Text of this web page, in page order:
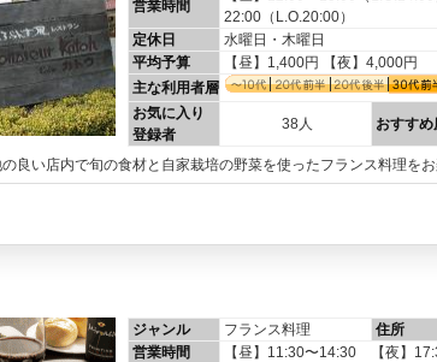
営業時間
22:00（L.O.20:00）
定休日
水曜日・木曜日
平均予算
【昼】1,400円 【夜】4,000円
主な利用者層
お気に入り
登録者
38人 おすすめ
良い店内で旬の食材と自家栽培の野菜を使ったフランス料理をお
ジャンル フランス料理 住所
営業時間
【昼】11:30〜14:30 【夜】